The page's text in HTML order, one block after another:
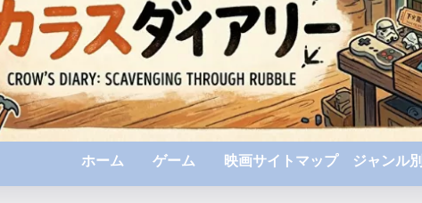
ホーム ゲーム 映画サイトマップ ジャンル別